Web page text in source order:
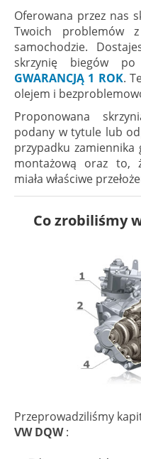
Oferowana przez nas
Twoich problemów
samochodzie.
skrzynię biegów
GWARANCJĄ 1 ROK.
olejem i
Proponowana
podany w tytule lub
przypadku zamiennika
montażową oraz to,
miała właściwe
Co zrobiliśmy
Przeprowadziliśmy
VW DQW :